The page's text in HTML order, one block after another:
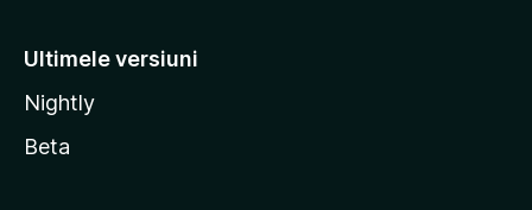
Ultimele versiuni
Nightly
Beta